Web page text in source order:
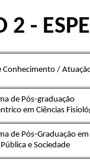
2 -
Conhecimento /
de Pós-graduação
em Ciências
de Pós-Graduação em
e Sociedade